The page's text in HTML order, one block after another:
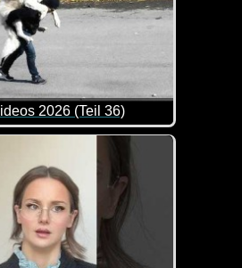
2026 (Teil 36)
von lustigen